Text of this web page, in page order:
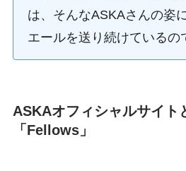
は、そんなASKAさんの姿
エールを送り続けているの
ASKAオフィシャルサイト
「Fellows」